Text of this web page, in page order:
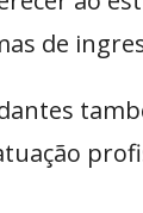
de